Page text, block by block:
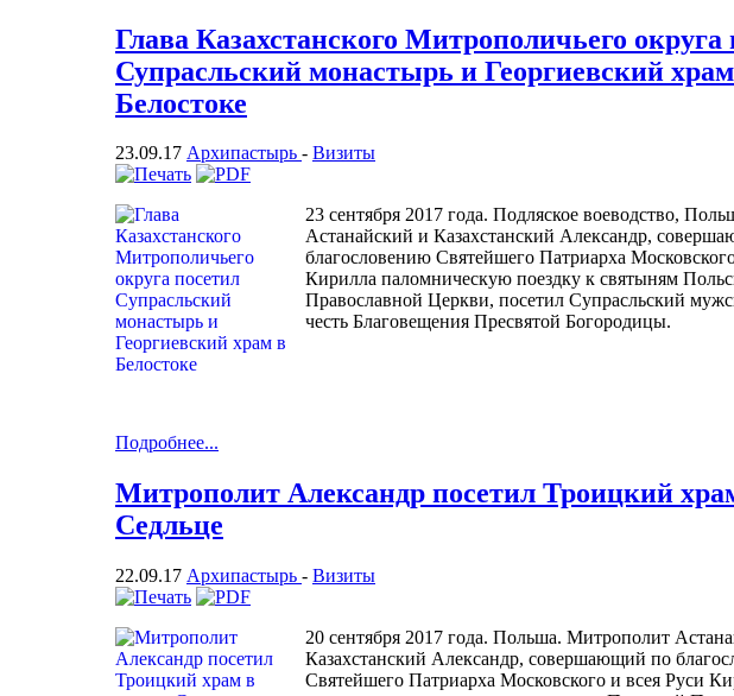
Глава Казахстанского Митрополичьего округа
Супрасльский монастырь и Георгиевский
Белостоке
23.09.17 Архипастырь - Визиты
23 сентября 2017 года. Подляское воеводство,
Астанайский и Казахстанский Александр,
благословению Святейшего Патриарха
Кирилла паломническую поездку к святыням
Православной Церкви, посетил Супрасльский
честь Благовещения Пресвятой Богородицы.
Подробнее...
Митрополит Александр посетил Троицкий
Седльце
22.09.17 Архипастырь - Визиты
20 сентября 2017 года. Польша. Митрополит
Казахстанский Александр, совершающий по
Святейшего Патриарха Московского и всея Руси